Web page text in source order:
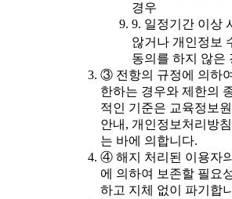
경우
9. 일정기간 이상
않거나 개인정보
동의를 하지 않은
③ 전항의 규정에 의하
한하는 경우와 제한의
적인 기준은 교육정보
안내, 개인정보처리방
는 바에 의합니다.
④ 해지 처리된 이용자
에 의하여 보존할 필요
하고 지체 없이 파기합